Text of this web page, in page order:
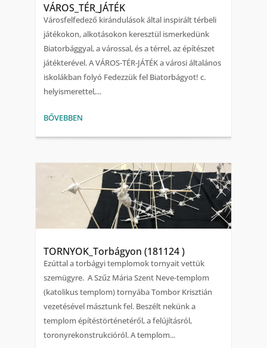
VÁROS_TÉR_JÁTÉK
Városfelfedező kirándulások által inspirált térbeli
játékokon, alkotásokon keresztül ismerkedünk
Biatorbággyal, a várossal, és a térrel, az építészet
játékterével. A VÁROS-TÉR-JÁTÉK a városi általános
iskolákban folyó Fedezzük fel Biatorbágyot! c.
helyismerettel,...
BŐVEBBEN
TORNYOK_Torbágyon (181124 )
Ezúttal a torbágyi templomok tornyait vettük
szemügyre. A Szűz Mária Szent Neve-templom
(katolikus templom) tornyába Tombor Krisztián
vezetésével másztunk fel. Beszélt nekünk a
templom építéstörténetéről, a felújításról,
toronyrekonstrukcióról. A templom...